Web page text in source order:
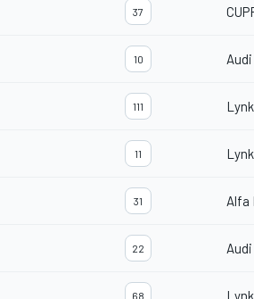
37
10 Audi
111
11
31 Alfa
22 Audi
68